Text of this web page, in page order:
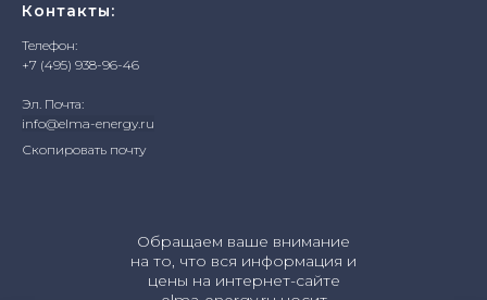
Контакты:
Телефон:
+7 (495) 938-96-46
Эл. Почта:
info@elma-energy.ru
Скопировать почту
Обращаем ваше внимание
на то, что вся информация и
цены на интернет-сайте